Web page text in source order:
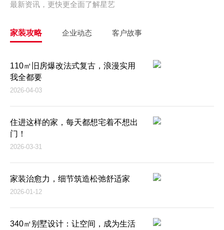
最新资讯，更快更全面了解星艺
家装攻略 企业动态 客户故事
110㎡旧房爆改法式复古，浪漫实用
我全都要
2026-04-03
住进这样的家，每天都想宅着不想出
门！
2026-03-31
家装治愈力，细节筑造松弛舒适家
2026-01-12
340㎡别墅设计：让空间，成为生活